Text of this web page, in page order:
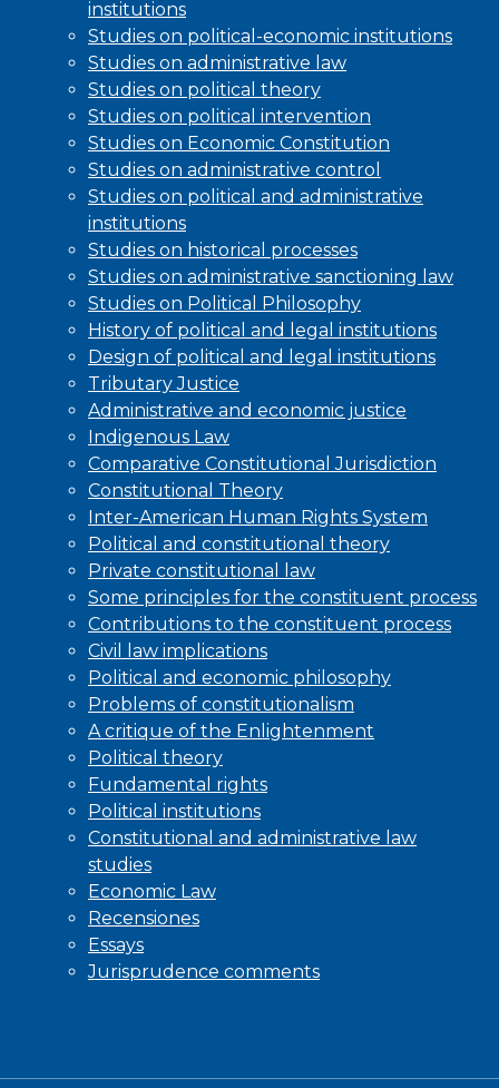
institutions
Studies on political-economic institutions
Studies on administrative law
Studies on political theory
Studies on political intervention
Studies on Economic Constitution
Studies on administrative control
Studies on political and administrative
institutions
Studies on historical processes
Studies on administrative sanctioning law
Studies on Political Philosophy
History of political and legal institutions
Design of political and legal institutions
Tributary Justice
Administrative and economic justice
Indigenous Law
Comparative Constitutional Jurisdiction
Constitutional Theory
Inter-American Human Rights System
Political and constitutional theory
Private constitutional law
Some principles for the constituent process
Contributions to the constituent process
Civil law implications
Political and economic philosophy
Problems of constitutionalism
A critique of the Enlightenment
Political theory
Fundamental rights
Political institutions
Constitutional and administrative law
studies
Economic Law
Recensiones
Essays
Jurisprudence comments